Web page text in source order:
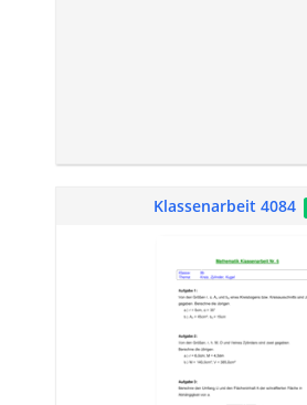
Klassenarbeit 4084